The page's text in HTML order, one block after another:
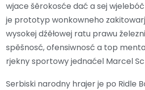
wjace šěrokosće dać a sej
je prototyp wonkowneho
wysokej dźěłowej ratu prawu
spěšnosć, ofensiwnosć a top
rjekny sportowy jednaćel Marcel
Serbiski narodny hrajer je po Ridle